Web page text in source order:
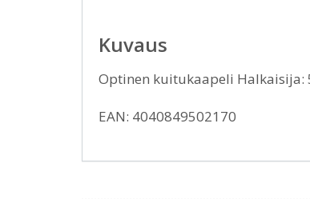
Kuvaus
Optinen kuitukaapeli Halkaisija:
EAN: 4040849502170